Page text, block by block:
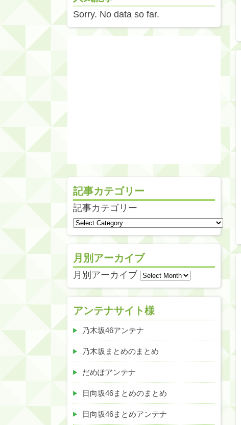
Sorry. No data so far.
記事カテゴリー
記事カテゴリー
月別アーカイブ
月別アーカイブ
アンテナサイト様
乃木坂46アンテナ
乃木坂まとめのまとめ
だめぽアンテナ
日向坂46まとめのまとめ
日向坂46まとめアンテナ